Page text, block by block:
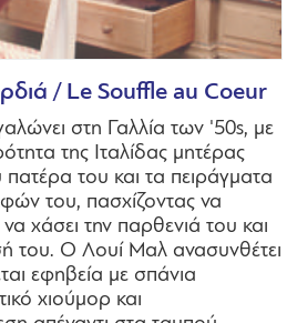
/ Le Souffle au Coeur
στη Γαλλία των '50s, με
της Ιταλίδας μητέρας
του και τα πειράγματα
του, πασχίζοντας να
χάσει την παρθενιά του και
του. Ο Λουί Μαλ ανασυνθέτει
εφηβεία με σπάνια
χιούμορ και